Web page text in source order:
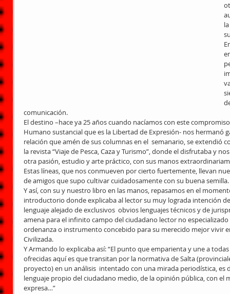
comunicación.
El destino –hace ya 25 años cuando nacíamos con este
Humano sustancial que es la Libertad de Expresión- nos hermanó
relación que amén de sus columnas en el  semanario, se extendió
la revista “Viaje de Pesca, Caza y Turismo”, donde el disfrutaba y
otra pasión, estudio y arte práctico, con sus manos
Estas líneas, que nos conmueven por cierto fuertemente, llevan
de amigos que supo cultivar cuidadosamente con su buena semilla.
Y así, con su y nuestro libro en las manos, repasamos en el
introductorio donde explicaba al lector su muy lograda intención
lenguaje alejado de exclusivos  obvios lenguajes técnicos y de
amena para el infinito campo del ciudadano lector no
ordenanza o instrumento concebido para su merecido mejor vivir
Civilizada.
Y Armando lo explicaba así: “El punto que emparienta y une a
ofrecidas aquí es que transitan por la normativa de Salta
proyecto) en un análisis  intentado con una mirada periodística,
lenguaje propio del ciudadano medio, de la opinión pública, con el
expresa…”